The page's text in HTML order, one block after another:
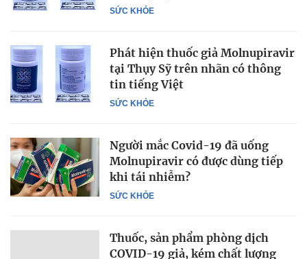
SỨC KHỎE
SỨC KHỎE
Phát hiện thuốc giả Molnupiravir
tại Thụy Sỹ trên nhãn có thông
tin tiếng Việt
SỨC KHỎE
Người mắc Covid-19 đã uống
Molnupiravir có được dùng tiếp
khi tái nhiễm?
Thuốc, sản phẩm phòng dịch
COVID-19 giả, kém chất lượng